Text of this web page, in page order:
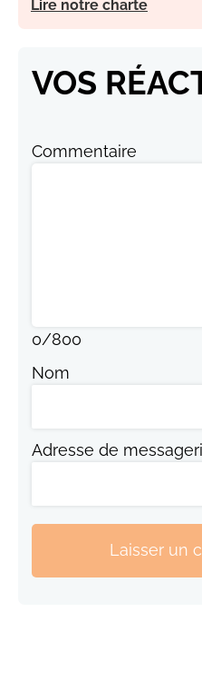
Lire notre charte
VOS
Commentaire
0/800
Nom
Adresse de
Laisser un